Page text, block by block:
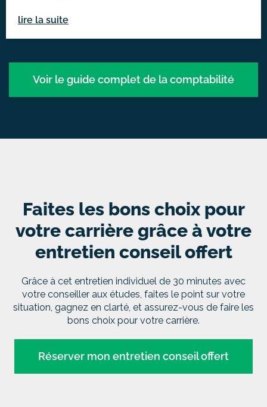
lire la suite
Voir le guide complet de la comptabilité
Faites les bons choix pour
votre carrière grâce à votre
entretien conseil offert
Grâce à cet entretien individuel de 30 minutes avec
votre conseiller aux études, faites le point sur votre
situation, gagnez en clarté, et assurez-vous de faire les
bons choix pour votre carrière.
Réserver mon entretien conseil offert